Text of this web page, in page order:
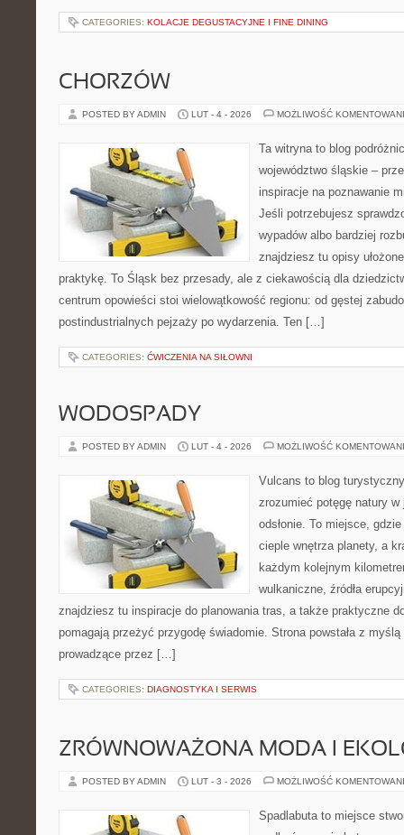
CATEGORIES: KOLACJE DEGUSTACYJNE I FINE DINING
CHORZÓW
POSTED BY ADMIN LUT - 4 - 2026 MOŻLIWOŚĆ
Ta witryna to blog
województwo śląskie –
inspiracje na poznawanie
Jeśli potrzebujesz
wypadów albo bardziej
znajdziesz tu opisy
praktykę. To Śląsk bez przesady, ale z ciekawością dla
centrum opowieści stoi wielowątkowość regionu: od gęstej
postindustrialnych pejzaży po wydarzenia. Ten […]
CATEGORIES: ĆWICZENIA NA SIŁOWNI
WODOSPADY
POSTED BY ADMIN LUT - 4 - 2026 MOŻLIWOŚĆ
Vulcans to blog
zrozumieć potęgę natury w
odsłonie. To miejsce,
cieple wnętrza planety, a
każdym kolejnym
wulkaniczne, źródła
znajdziesz tu inspiracje do planowania tras, a także praktyczne
pomagają przeżyć przygodę świadomie. Strona powstała z
prowadzące przez […]
CATEGORIES: DIAGNOSTYKA I SERWIS
ZRÓWNOWAŻONA MODA I
POSTED BY ADMIN LUT - 3 - 2026 MOŻLIWOŚĆ
Spadlabuta to miejsce